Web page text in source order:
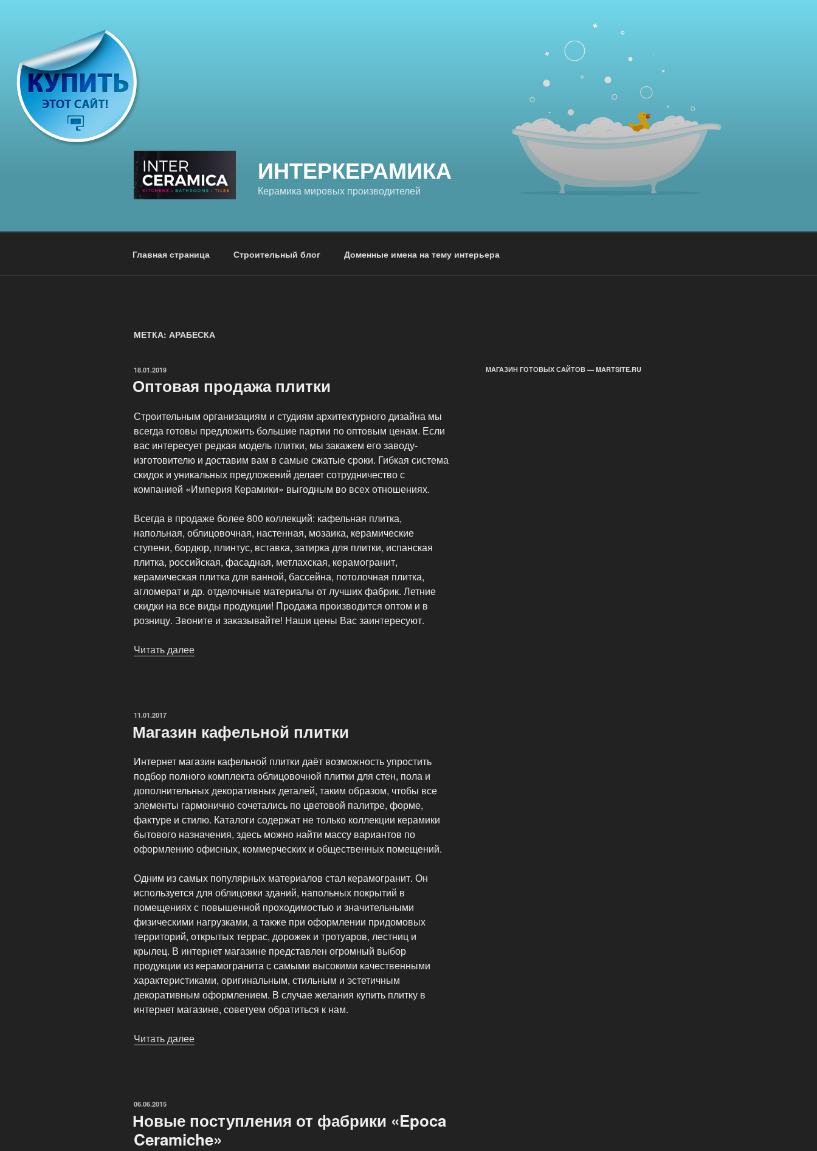
ИНТЕРКЕРАМИКА
Керамика мировых производителей
Главная страница Строительный блог Доменные имена на тему интерьера
МЕТКА: АРАБЕСКА
ОПУБЛИКОВАНО
18.01.2019
Оптовая продажа плитки
Строительным организациям и студиям архитектурного дизайна мы
всегда готовы предложить большие партии по оптовым ценам. Если
вас интересует редкая модель плитки, мы закажем его заводу-
изготовителю и доставим вам в самые сжатые сроки. Гибкая система
скидок и уникальных предложений делает сотрудничество с
компанией «Империя Керамики» выгодным во всех отношениях.
Всегда в продаже более 800 коллекций: кафельная плитка,
напольная, облицовочная, настенная, мозаика, керамические
ступени, бордюр, плинтус, вставка, затирка для плитки, испанская
плитка, российская, фасадная, метлахская, керамогранит,
керамическая плитка для ванной, бассейна, потолочная плитка,
агломерат и др. отделочные материалы от лучших фабрик. Летние
скидки на все виды продукции! Продажа производится оптом и в
розницу. Звоните и заказывайте! Наши цены Вас заинтересуют.
Читать далее
ОПУБЛИКОВАНО
11.01.2017
Магазин кафельной плитки
Интернет магазин кафельной плитки даёт возможность упростить
подбор полного комплекта облицовочной плитки для стен, пола и
дополнительных декоративных деталей, таким образом, чтобы все
элементы гармонично сочетались по цветовой палитре, форме,
фактуре и стилю. Каталоги содержат не только коллекции керамики
бытового назначения, здесь можно найти массу вариантов по
оформлению офисных, коммерческих и общественных помещений.
Одним из самых популярных материалов стал керамогранит. Он
используется для облицовки зданий, напольных покрытий в
помещениях с повышенной проходимостью и значительными
физическими нагрузками, а также при оформлении придомовых
территорий, открытых террас, дорожек и тротуаров, лестниц и
крылец. В интернет магазине представлен огромный выбор
продукции из керамогранита с самыми высокими качественными
характеристиками, оригинальным, стильным и эстетичным
декоративным оформлением. В случае желания купить плитку в
интернет магазине, советуем обратиться к нам.
Читать далее
ОПУБЛИКОВАНО
06.06.2015
Новые поступления от фабрики «Epoca
Ceramiche»
МАГАЗИН ГОТОВЫХ САЙТОВ — MARTSITE.RU